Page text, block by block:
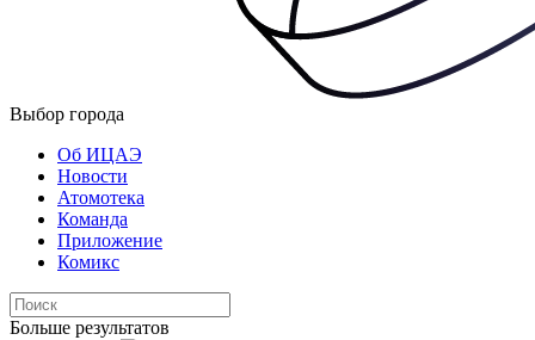
Выбор города
Об ИЦАЭ
Новости
Атомотека
Команда
Приложение
Комикс
Больше результатов